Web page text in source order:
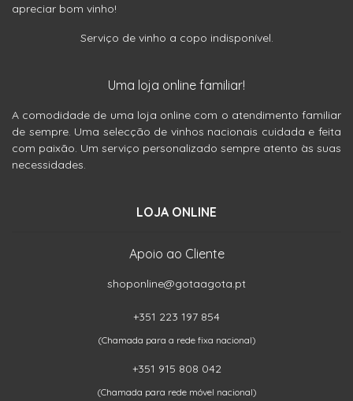
apreciar bom vinho!
Serviço de vinho a copo indisponível.
Uma loja online familiar!
A comodidade de uma loja online com o atendimento familiar
de sempre. Uma selecção de vinhos nacionais cuidada e feita
com paixão. Um serviço personalizado sempre atento às suas
necessidades.
LOJA ONLINE
Apoio ao Cliente
shoponline@gotaagota.pt
+351 223 197 854
(Chamada para a rede fixa nacional)
+351 915 808 042
(Chamada para rede móvel nacional)